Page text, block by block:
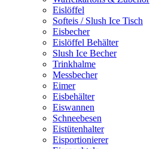
Eislöffel
Softeis / Slush Ice Tisch
Eisbecher
Eislöffel Behälter
Slush Ice Becher
Trinkhalme
Messbecher
Eimer
Eisbehälter
Eiswannen
Schneebesen
Eistütenhalter
Eisportionierer